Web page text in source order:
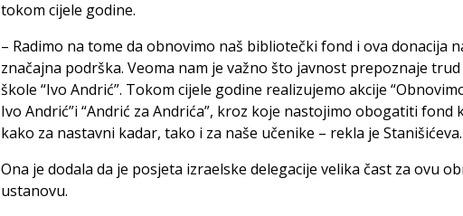
tokom cijele godine.
– Radimo na tome da obnovimo naš bibliotečki fond i ova donacija
značajna podrška. Veoma nam je važno što javnost prepoznaje
škole “Ivo Andrić”. Tokom cijele godine realizujemo akcije
Ivo Andrić”i “Andrić za Andrića”, kroz koje nastojimo obogatiti fond
kako za nastavni kadar, tako i za naše učenike – rekla je Stanišićeva.
Ona je dodala da je posjeta izraelske delegacije velika čast za ovu
ustanovu.